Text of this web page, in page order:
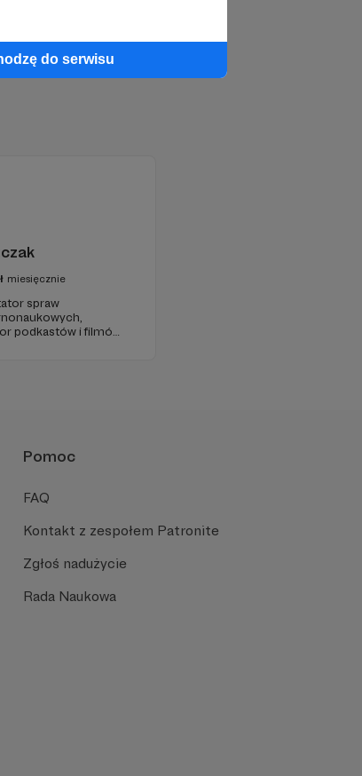
do serwisu
miesięcznie
spraw
podkastów i filmów
Pomoc
FAQ
Kontakt z zespołem Patronite
Zgłoś nadużycie
Rada Naukowa